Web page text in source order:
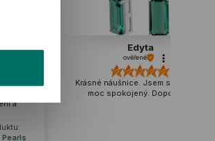
Maja
ověřené
Vypadají lehce a žensky, perfektně
sedí k mým outfitům. Zpracování je